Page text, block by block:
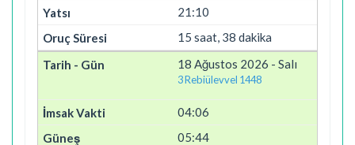
21:10
15 saat, 38 dakika
18 Ağustos 2026 - Salı
3 Rebiülevvel 1448
04:06
05:44